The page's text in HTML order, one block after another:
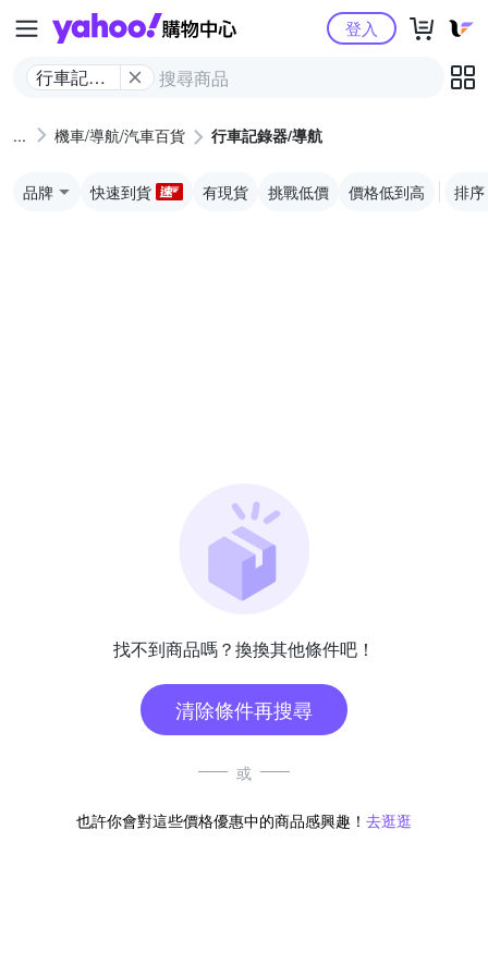
Yahoo購物中心
行車記錄
登入
機車/導航/汽車百貨 行車記錄器/導航
品牌 快速到貨 有現貨 挑戰低價 價格低到高 排序
找不到商品嗎？換換其他條件吧！
清除條件再搜尋
或
也許你會對這些價格優惠中的商品感興趣！ 去逛逛